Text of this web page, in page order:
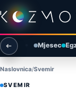
Preskoči na sadržaj
Otvori izbornik
Otvori pretragu
Mjesec
Naslovnica Svemir
SVEMIR